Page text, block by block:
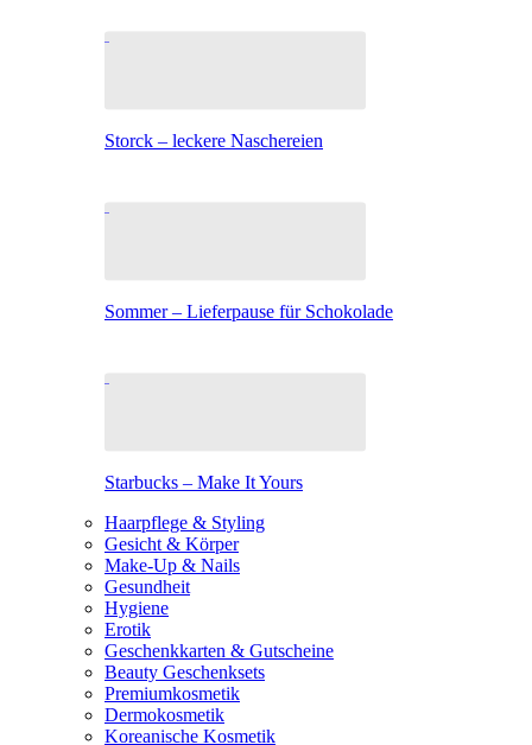
Storck – leckere Naschereien
Sommer – Lieferpause für Schokolade
Starbucks – Make It Yours
Haarpflege & Styling
Gesicht & Körper
Make-Up & Nails
Gesundheit
Hygiene
Erotik
Geschenkkarten & Gutscheine
Beauty Geschenksets
Premiumkosmetik
Dermokosmetik
Koreanische Kosmetik